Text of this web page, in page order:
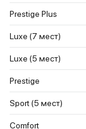
Prestige Plus
Luxe (7 мест)
Luxe (5 мест)
Prestige
Sport (5 мест)
Comfort